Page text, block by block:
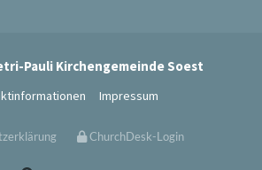
Pauli Kirchengemeinde Soest
Impressum
ChurchDesk-Login